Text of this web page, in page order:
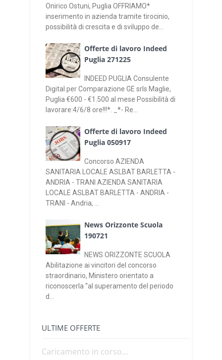
Onirico Ostuni, Puglia OFFRIAMO*
inserimento in azienda tramite tirocinio,
possibilità di crescita e di sviluppo de...
Offerte di lavoro Indeed
Puglia 271225
INDEED PUGLIA Consulente
Digital per Comparazione GE srls Maglie,
Puglia €600 - €1.500 al mese Possibilità di
lavorare:4/6/8 ore!!!*. _*- Re...
Offerte di lavoro Indeed
Puglia 050917
Concorso AZIENDA
SANITARIA LOCALE ASLBAT BARLETTA -
ANDRIA - TRANI AZIENDA SANITARIA
LOCALE ASLBAT BARLETTA - ANDRIA -
TRANI - Andria, ...
News Orizzonte Scuola
190721
NEWS ORIZZONTE SCUOLA
Abilitazione ai vincitori del concorso
straordinario, Ministero orientato a
riconoscerla “al superamento del periodo
d...
ULTIME OFFERTE
Caricamento in corso...